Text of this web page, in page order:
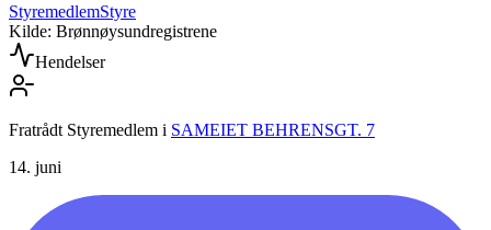
StyremedlemStyre
Kilde: Brønnøysundregistrene
Hendelser
Fratrådt Styremedlem i SAMEIET BEHRENSGT. 7
14. juni